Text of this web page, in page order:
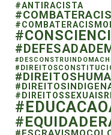
#ANTIRACISTA